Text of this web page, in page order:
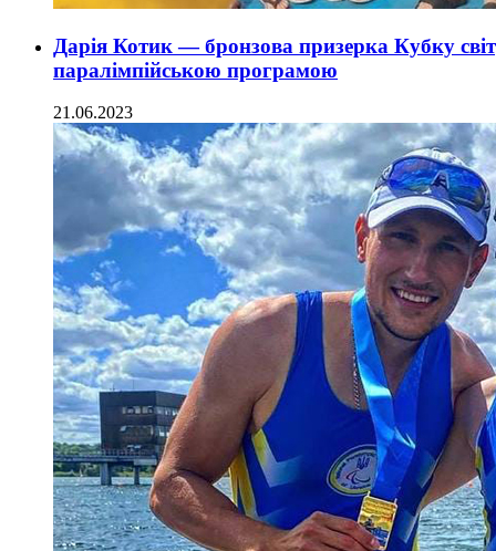
Дарія Котик — бронзова призерка Кубку
паралімпійською програмою
21.06.2023